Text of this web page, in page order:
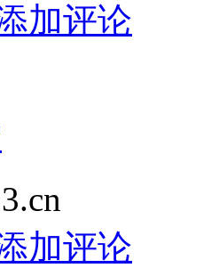
加评论
加评论